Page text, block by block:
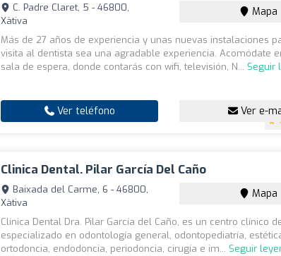
C. Padre Claret, 5 - 46800,
Xàtiva
Mapa
Más de 27 años de experiencia y unas nuevas instalaciones
visita al dentista sea una agradable experiencia. Acomódate
sala de espera, donde contarás con wifi, televisión, N... Seguir
Ver teléfono Ver e-
Clinica Dental. Pilar García Del Caño
Baixada del Carme, 6 - 46800,
Xàtiva
Mapa
Clínica Dental Dra. Pilar García del Caño, es un centro clínico
especializado en odontología general, odontopediatría,
ortodoncia, endodoncia, periodoncia, cirugía e im... Seguir